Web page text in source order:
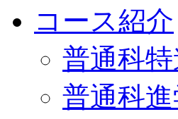
コース紹介
普通科
普通科